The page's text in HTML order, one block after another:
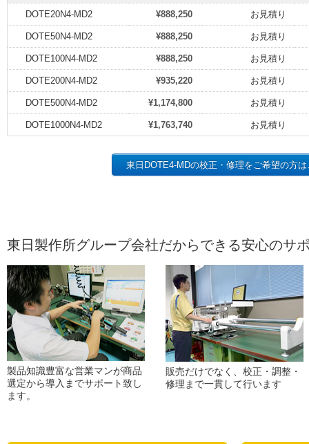
DOTE20N4-MD2
¥888,250 お見積り
DOTE50N4-MD2 ¥888,250 お見積り
DOTE100N4-MD2 ¥888,250 お見積り
DOTE200N4-MD2 ¥935,220 お見積り
DOTE500N4-MD2 ¥1,174,800 お見積り
DOTE1000N4-MD2 ¥1,763,740 お見積り
東日DOTE4-MDの校正・修理をご希望の方
東日製作所グループ会社だからできる安心のサ
製品知識豊富な営業マンが商品
選定から導入までサポート致し
ます。
販売だけでなく、校正・調整・
修理まで一貫して行います